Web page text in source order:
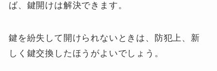
ば、鍵開けは解決できます。
鍵を紛失して開けられないときは、防犯上、新
しく鍵交換したほうがよいでしょう。